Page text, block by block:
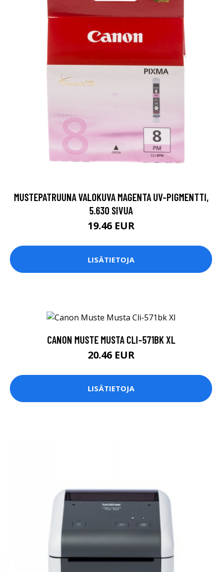
MUSTEPATRUUNA VALOKUVA MAGENTA UV-PIGMENTTI,
5.630 SIVUA
19.46 EUR
LISÄTIETOJA
CANON MUSTE MUSTA CLI-571BK XL
20.46 EUR
LISÄTIETOJA